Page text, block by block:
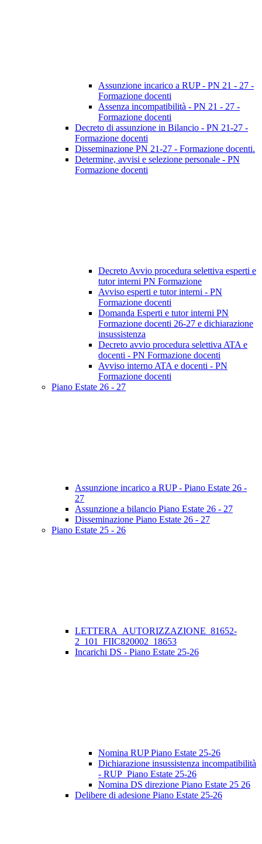
Assunzione incarico a RUP - PN 21 - 27 -
Formazione docenti
Assenza incompatibilità - PN 21 - 27 -
Formazione docenti
Decreto di assunzione in Bilancio - PN 21-27 -
Formazione docenti
Disseminazione PN 21-27 - Formazione docenti.
Determine, avvisi e selezione personale - PN
Formazione docenti
Decreto Avvio procedura selettiva esperti e
tutor interni PN Formazione
Avviso esperti e tutor interni - PN
Formazione docenti
Domanda Esperti e tutor interni PN
Formazione docenti 26-27 e dichiarazione
insussistenza
Decreto avvio procedura selettiva ATA e
docenti - PN Formazione docenti
Avviso interno ATA e docenti - PN
Formazione docenti
Piano Estate 26 - 27
Assunzione incarico a RUP - Piano Estate 26 -
27
Assunzione a bilancio Piano Estate 26 - 27
Disseminazione Piano Estate 26 - 27
Piano Estate 25 - 26
LETTERA_AUTORIZZAZIONE_81652-
2_101_FIIC820002_18653
Incarichi DS - Piano Estate 25-26
Nomina RUP Piano Estate 25-26
Dichiarazione insussistenza incompatibilità
- RUP_Piano Estate 25-26
Nomina DS direzione Piano Estate 25 26
Delibere di adesione Piano Estate 25-26